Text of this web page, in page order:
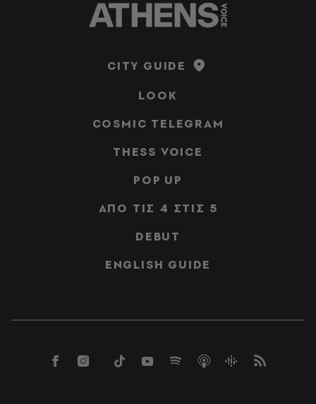
CITY GUIDE
LOOK
COSMIC TELEGRAM
THESS VOICE
POP UP
ΑΠΟ ΤΙΣ 4 ΣΤΙΣ 5
DEBUT
ENGLISH GUIDE